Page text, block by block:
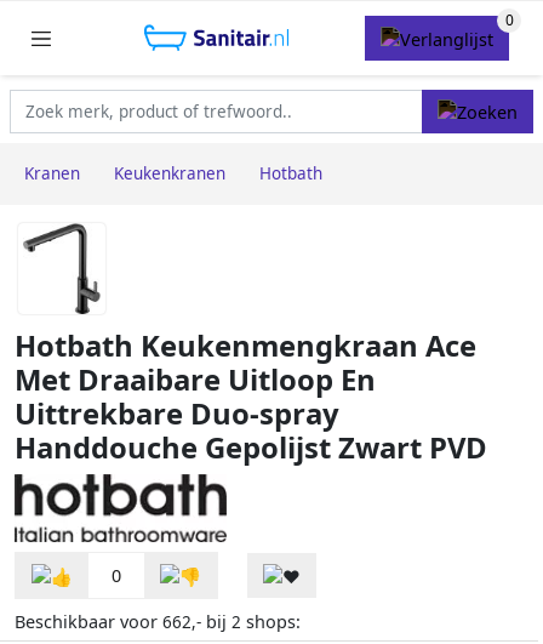
Kranen Keukenkranen Hotbath
Hotbath Keukenmengkraan Ace
Met Draaibare Uitloop En
Uittrekbare Duo-spray
Handdouche Gepolijst Zwart PVD
0
Beschikbaar voor 662,- bij 2 shops: